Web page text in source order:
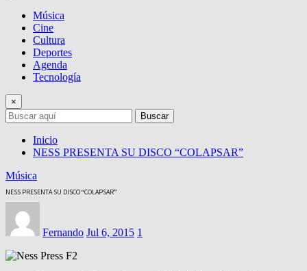
Música
Cine
Cultura
Deportes
Agenda
Tecnología
×
Buscar
Inicio
NESS PRESENTA SU DISCO “COLAPSAR”
Música
NESS PRESENTA SU DISCO “COLAPSAR”
Fernando Jul 6, 2015 1